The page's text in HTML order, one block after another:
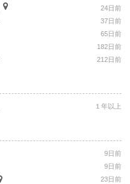
24日前
37日前
65日前
182日前
212日前
１年以上
9日前
9日前
23日前